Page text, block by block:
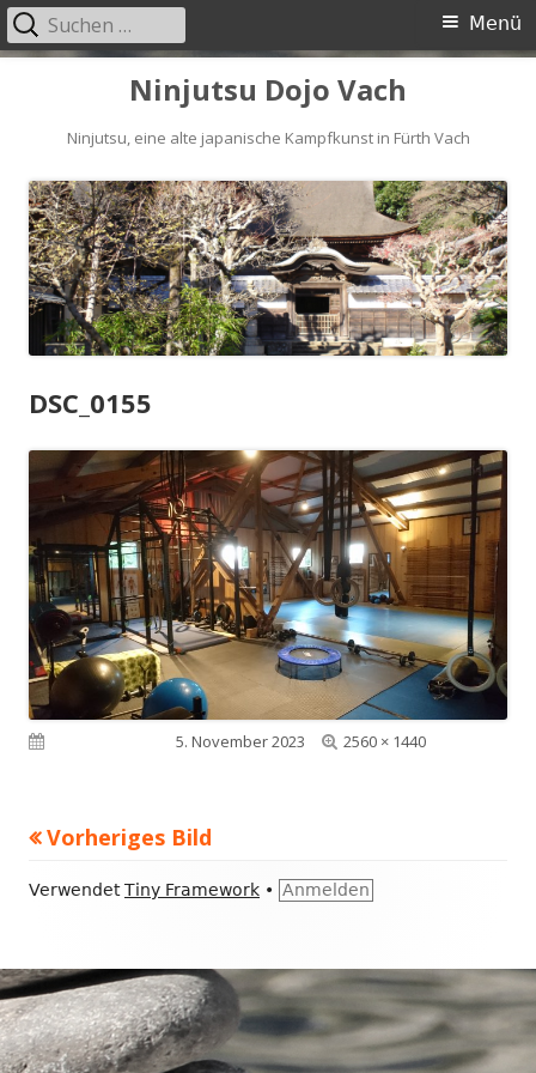
Ninjutsu Dojo Vach
Ninjutsu, eine alte japanische Kampfkunst in Fürth Vach
Primäres
Menü
Suchen
nach:
DSC_0155
Veröffentlicht am5. November 2023
Volle
2560 × 1440
Vorheriges Bild
Footer
VerwendetTiny Framework • Anmelden